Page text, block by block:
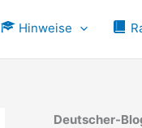
Hinweise
Deutscher-